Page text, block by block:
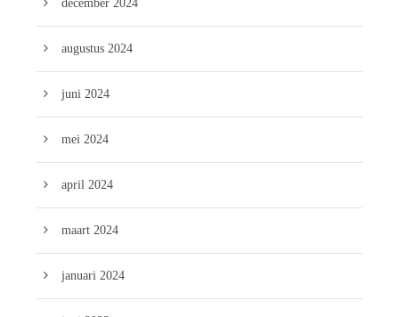
december 2024
augustus 2024
juni 2024
mei 2024
april 2024
maart 2024
januari 2024